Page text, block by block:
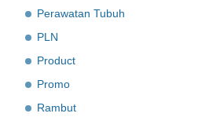
Perawatan Tubuh
PLN
Product
Promo
Rambut